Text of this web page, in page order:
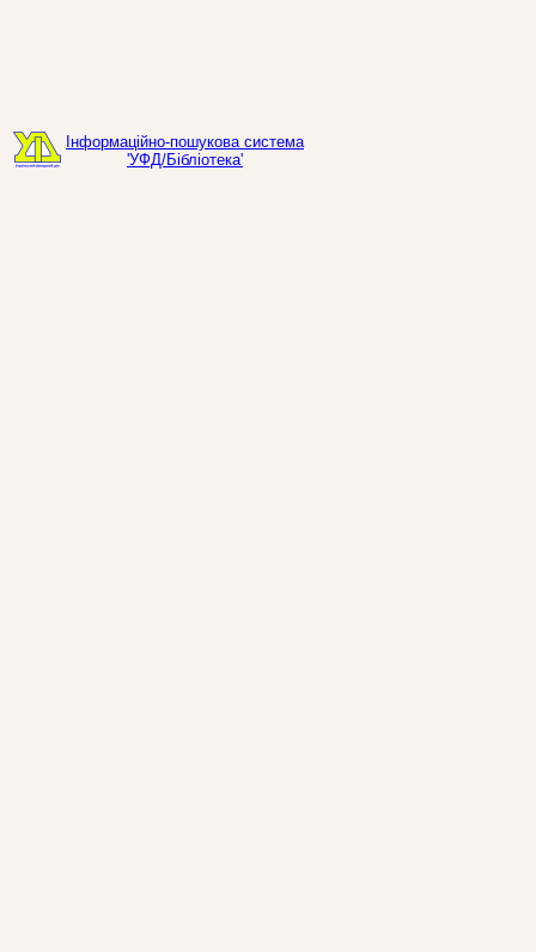
Інформаційно-пошукова система
'УФД/Бібліотека'